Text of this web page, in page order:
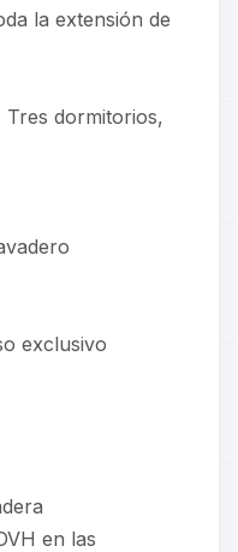
la extensión de
Tres dormitorios,
exclusivo
en las